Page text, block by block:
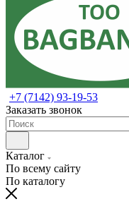
+7 (7142) 93-19-53
Заказать звонок
Каталог
По всему сайту
По каталогу